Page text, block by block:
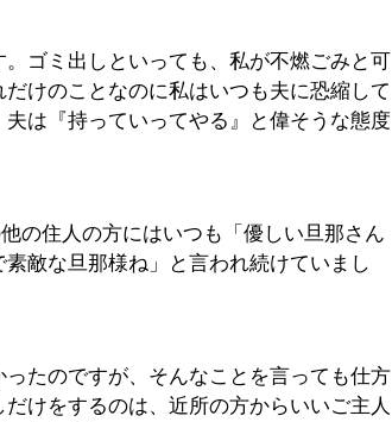
ゴミ出しといっても、私が不燃ごみと可
けのことなのに私はいつも夫に恐縮して
は『持っていってやる』と偉そうな態度
の住人の方にはいつも「優しい旦那さん
敵な旦那様ね」と言われ続けていまし
たのですが、そんなことを言っても仕方
けをするのは、近所の方からいいご主人